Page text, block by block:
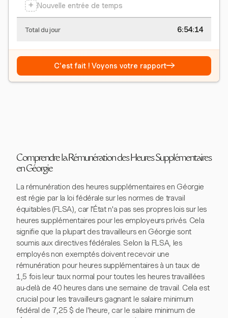
+ Nouvelle entrée de temps
Total du jour 6:54:15
C'est fait ! Voyons votre rapport→
Comprendre la Rémunération des Heures Supplémentaires
en Géorgie
La rémunération des heures supplémentaires en Géorgie
est régie par la loi fédérale sur les normes de travail
équitables (FLSA), car l'État n'a pas ses propres lois sur les
heures supplémentaires pour les employeurs privés. Cela
signifie que la plupart des travailleurs en Géorgie sont
soumis aux directives fédérales. Selon la FLSA, les
employés non exemptés doivent recevoir une
rémunération pour heures supplémentaires à un taux de
1,5 fois leur taux normal pour toutes les heures travaillées
au-delà de 40 heures dans une semaine de travail. Cela est
crucial pour les travailleurs gagnant le salaire minimum
fédéral de 7,25 $ de l'heure, car le salaire minimum de